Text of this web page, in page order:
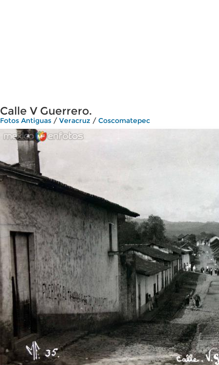
Calle V Guerrero.
Fotos Antiguas / Veracruz / Coscomatepec